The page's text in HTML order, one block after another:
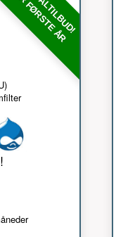
FOR FØRSTE ÅR